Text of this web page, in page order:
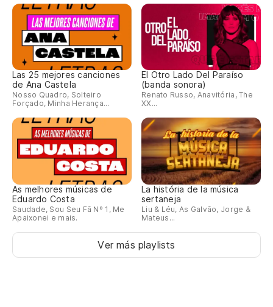
Las 25 mejores canciones
de Ana Castela
Nosso Quadro, Solteiro
Forçado, Minha Herança...
El Otro Lado Del Paraíso
(banda sonora)
Renato Russo, Anavitória, The
XX...
As melhores músicas de
Eduardo Costa
Saudade, Sou Seu Fã Nº 1, Me
Apaixonei e mais.
La história de la música
sertaneja
Liu & Léu, As Galvão, Jorge &
Mateus...
Ver más playlists